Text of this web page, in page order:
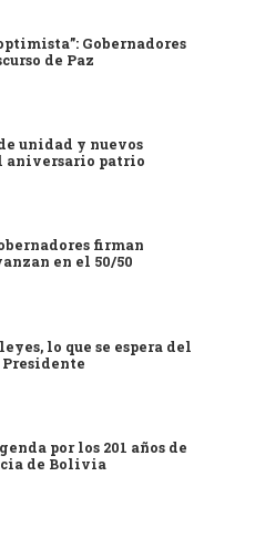
Gobernadores
de Paz
unidad y nuevos
aniversario patrio
firman
en el 50/50
lo que se espera del
por los 201 años de
de Bolivia